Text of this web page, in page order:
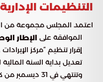
التنظيمات
اعتمد المجلس مجموعة من
الموافقة على الإطار
إقرار تنظيم “مركز
تعديل بداية السنة المالية
وتنتهي في 31 ديسمبر من كل عام ميلادي.